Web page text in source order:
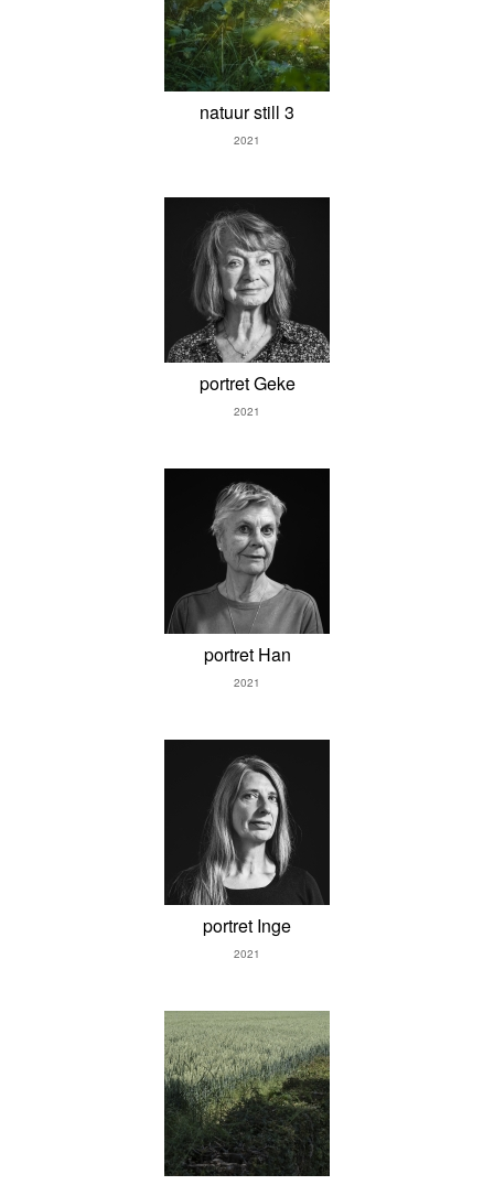
natuur still 3
2021
portret Geke
2021
portret Han
2021
portret Inge
2021